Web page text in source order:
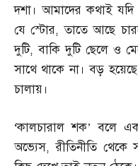
দশা। আমাদের কথাই যদি
যে স্টোর,তাতে আছে
দুটি,বাকি দুটি ছেলে ও
সাথে থাকে না। বড় হয়েছে
চালায়।
‘কালচারাল শক’ বলে
অভ্যেস,রীতিনীতি থেকে